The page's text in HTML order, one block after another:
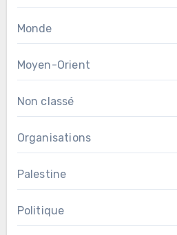
Monde
Moyen-Orient
Non classé
Organisations
Palestine
Politique